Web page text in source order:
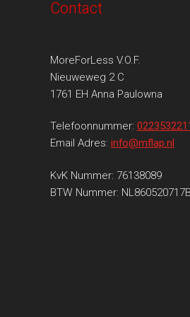
Contact
MoreForLess V.O.F.
Nieuweweg 2 C
1761 EH Anna Paulowna
Telefoonnummer:
Email Adres: info@mflap.nl
KvK Nummer: 76138089
BTW Nummer: